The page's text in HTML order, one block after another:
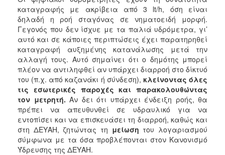
ΠΟΛΙΤΙΣΜΟΣ
ΑΝΘΕΚΤΙΚΗ
ΠΟΛΗ
καταγραφής με ακρίβεια από 3 lt/h, όση είναι
δηλαδή η ροή σταγόνας σε νηματοειδή μορφή.
Γεγονός που δεν ίσχυε με τα παλιά υδρόμετρα, γι’
αυτό και σε κάποιες περιπτώσεις έχει παρατηρηθεί
καταγραφή αυξημένης κατανάλωσης μετά την
αλλαγή τους. Αυτό σημαίνει ότι ο δημότης μπορεί
πλέον να αντιληφθεί αν υπάρχει διαρροή στο δίκτυό
του (π.χ. από καζανάκι ή σύνδεση), κλείνοντας όλες
τις εσωτερικές παροχές και παρακολουθώντας
τον μετρητή. Αν δει ότι υπάρχει ένδειξη ροής, θα
πρέπει να απευθυνθεί σε υδραυλικό για να
εντοπίσει και να επισκευάσει τη διαρροή, καθώς και
στη ΔΕΥΑΗ, ζητώντας τη μείωση του λογαριασμού
σύμφωνα με τα όσα προβλέπονται στον Κανονισμό
Ύδρευσης της ΔΕΥΑΗ.